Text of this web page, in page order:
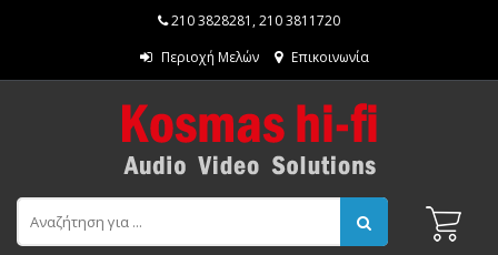
210 3828281 ,210 3811720
Περιοχή Μελών
Επικοινωνία